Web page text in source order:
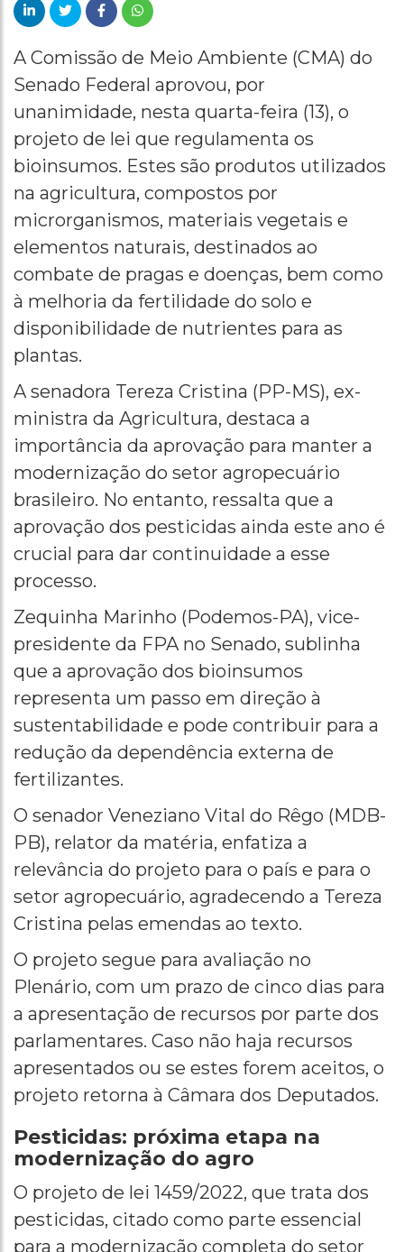
A Comissão de Meio Ambiente (CMA) do
Senado Federal aprovou, por
unanimidade, nesta quarta-feira (13), o
projeto de lei que regulamenta os
bioinsumos. Estes são produtos utilizados
na agricultura, compostos por
microrganismos, materiais vegetais e
elementos naturais, destinados ao
combate de pragas e doenças, bem como
à melhoria da fertilidade do solo e
disponibilidade de nutrientes para as
plantas.
A senadora Tereza Cristina (PP-MS), ex-
ministra da Agricultura, destaca a
importância da aprovação para manter a
modernização do setor agropecuário
brasileiro. No entanto, ressalta que a
aprovação dos pesticidas ainda este ano é
crucial para dar continuidade a esse
processo.
Zequinha Marinho (Podemos-PA), vice-
presidente da FPA no Senado, sublinha
que a aprovação dos bioinsumos
representa um passo em direção à
sustentabilidade e pode contribuir para a
redução da dependência externa de
fertilizantes.
O senador Veneziano Vital do Rêgo (MDB-
PB), relator da matéria, enfatiza a
relevância do projeto para o país e para o
setor agropecuário, agradecendo a Tereza
Cristina pelas emendas ao texto.
O projeto segue para avaliação no
Plenário, com um prazo de cinco dias para
a apresentação de recursos por parte dos
parlamentares. Caso não haja recursos
apresentados ou se estes forem aceitos, o
projeto retorna à Câmara dos Deputados.
Pesticidas: próxima etapa na
modernização do agro
O projeto de lei 1459/2022, que trata dos
pesticidas, citado como parte essencial
para a modernização completa do setor